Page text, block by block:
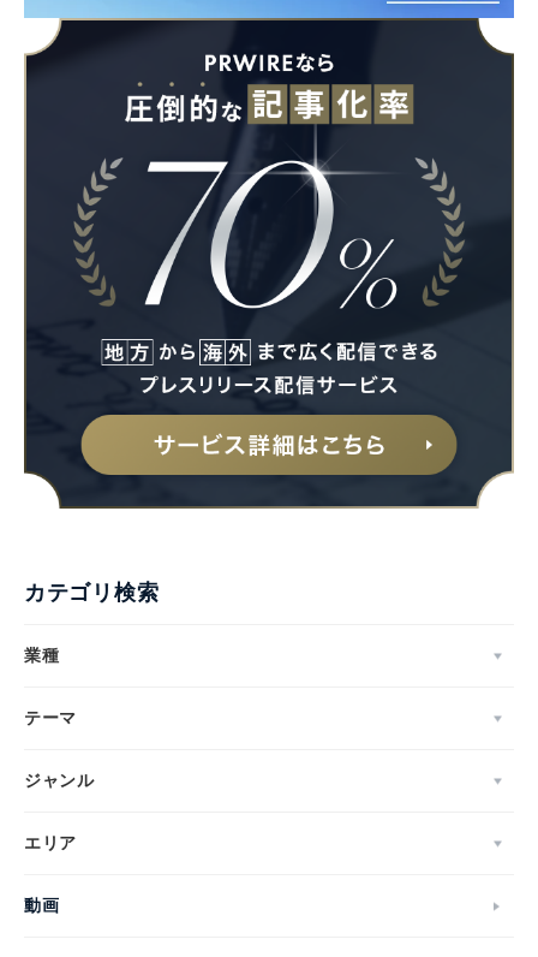
カテゴリ検索
業種
テーマ
ジャンル
エリア
動画